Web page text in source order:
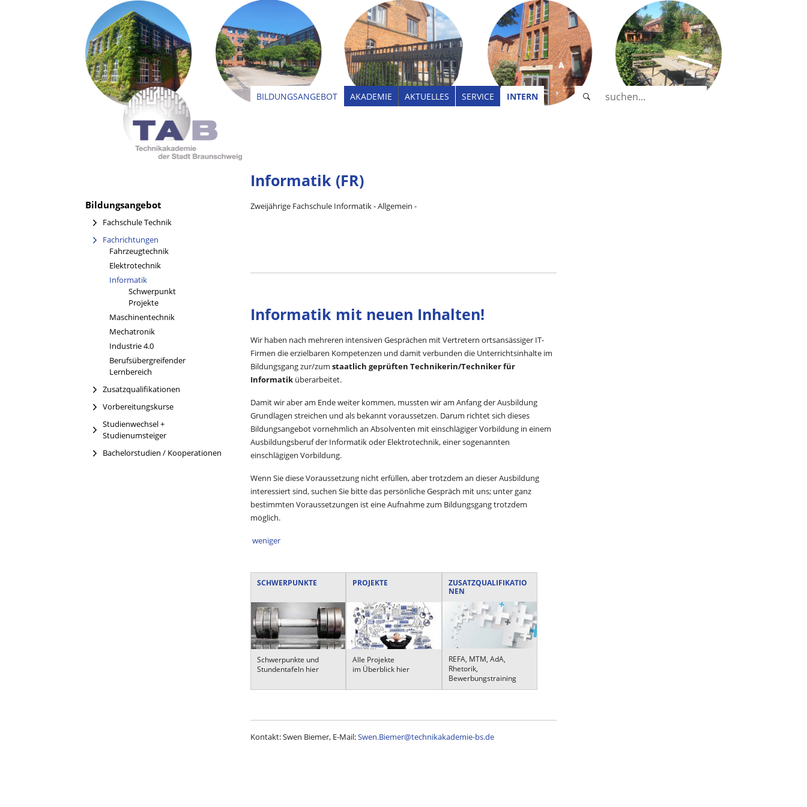
BILDUNGSANGEBOT AKADEMIE AKTUELLES SERVICE INTERN
Bildungsangebot
Fachschule Technik
Fachrichtungen
Fahrzeugtechnik
Elektrotechnik
Informatik
Schwerpunkt
Projekte
Maschinentechnik
Mechatronik
Industrie 4.0
Berufsübergreifender
Lernbereich
Zusatzqualifikationen
Vorbereitungskurse
Studienwechsel +
Studienumsteiger
Bachelorstudien / Kooperationen
Informatik (FR)
Zweijährige Fachschule Informatik - Allgemein -
Informatik mit neuen Inhalten!
Wir haben nach mehreren intensiven Gesprächen mit Vertretern ortsansässiger IT-
Firmen die erzielbaren Kompetenzen und damit verbunden die Unterrichtsinhalte im
Bildungsgang zur/zum staatlich geprüften Technikerin/Techniker für
Informatik überarbeitet.
Damit wir aber am Ende weiter kommen, mussten wir am Anfang der Ausbildung
Grundlagen streichen und als bekannt voraussetzen. Darum richtet sich dieses
Bildungsangebot vornehmlich an Absolventen mit einschlägiger Vorbildung in einem
Ausbildungsberuf der Informatik oder Elektrotechnik, einer sogenannten
einschlägigen Vorbildung.
Wenn Sie diese Voraussetzung nicht erfüllen, aber trotzdem an dieser Ausbildung
interessiert sind, suchen Sie bitte das persönliche Gespräch mit uns; unter ganz
bestimmten Voraussetzungen ist eine Aufnahme zum Bildungsgang trotzdem
möglich.
weniger
SCHWERPUNKTE
Schwerpunkte und
Stundentafeln hier
PROJEKTE
Alle Projekte
im Überblick hier
ZUSATZQUALIFIKATIO
NEN
REFA, MTM, AdA,
Rhetorik,
Bewerbungstraining
Kontakt: Swen Biemer, E-Mail:Swen.Biemer@technikakademie-bs.de